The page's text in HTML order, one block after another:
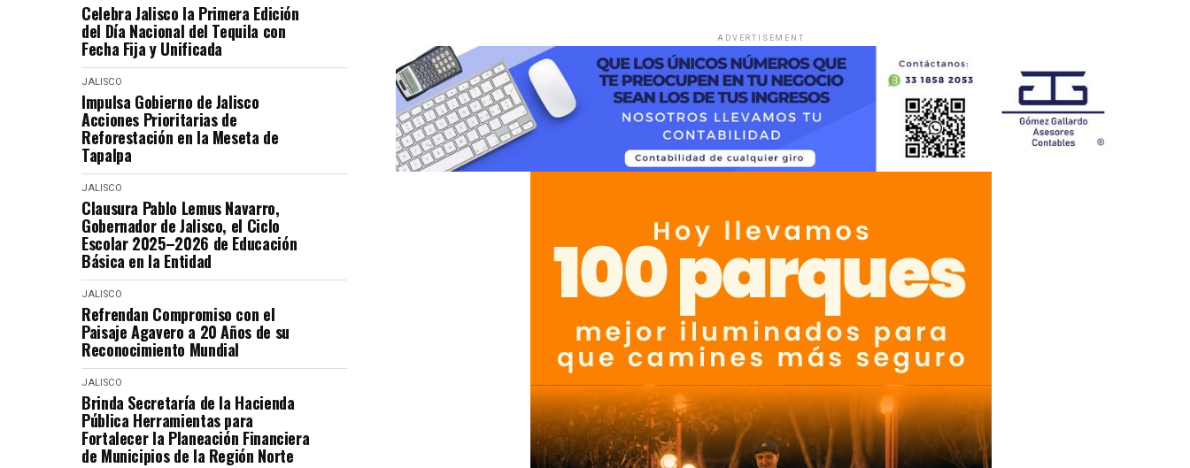
Celebra Jalisco la Primera Edición
del Día Nacional del Tequila con
Fecha Fija y Unificada
JALISCO
Impulsa Gobierno de Jalisco
Acciones Prioritarias de
Reforestación en la Meseta de
Tapalpa
JALISCO
Clausura Pablo Lemus Navarro,
Gobernador de Jalisco, el Ciclo
Escolar 2025–2026 de Educación
Básica en la Entidad
JALISCO
Refrendan Compromiso con el
Paisaje Agavero a 20 Años de su
Reconocimiento Mundial
JALISCO
Brinda Secretaría de la Hacienda
Pública Herramientas para
Fortalecer la Planeación Financiera
de Municipios de la Región Norte
ADVERTISEMENT